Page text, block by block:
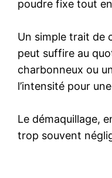
poudre fixe tout
Un simple trait de
peut suffire au
charbonneux ou
l’intensité pour
Le démaquillage,
trop souvent